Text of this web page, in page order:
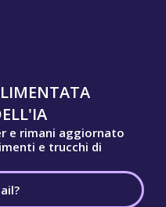
e rimani aggiornato
e trucchi di